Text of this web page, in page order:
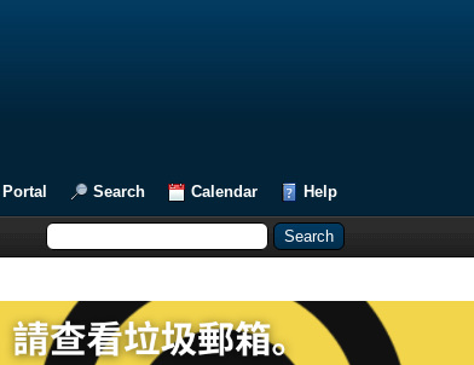
Portal Search Calendar Help